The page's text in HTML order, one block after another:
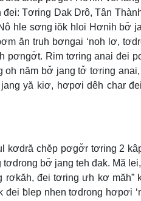
Tơring Dak Drô, Tân
hle sơng iŏk hloi Hơnih bơ̆
ăn truh bơngai ‘noh lơ,
pơngơ̆t. Rim tơring anai đei
oh năm bơ̆ jang tơ̆ tơring
yă kiơ, hơpơi dêh char
kơdră chĕp pơgơ̆r tơring 2
bơ̆ jang teh đak. Mă
rơkăh, đei tơring ưh kơ
ƀlep nhen tơdrong hơpơi